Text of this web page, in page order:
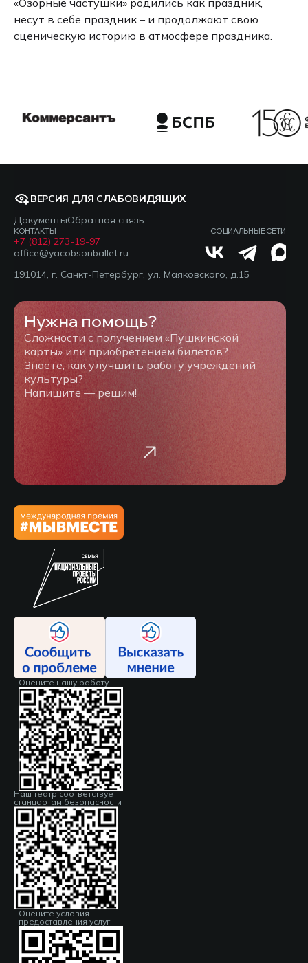
несут в себе праздник – и продолжают свою
сценическую историю в атмосфере праздника.
ВЕРСИЯ ДЛЯ СЛАБОВИДЯЩИХ
ДокументыОбратная связь
КОНТАКТЫ
+7 (812) 273-19-97
office@yacobsonballet.ru
СОЦИАЛЬНЫЕ СЕТИ
191014, г. Санкт-Петербург, ул. Маяковского, д.15
Нужна помощь?
Сложности с получением «Пушкинской
карты» или приобретением билетов?
Знаете, как улучшить работу учреждений
культуры?
Напишите — решим!
Оцените нашу работу
Наш театр соответствует
стандартам безопасности
Оцените условия
предоставления услуг